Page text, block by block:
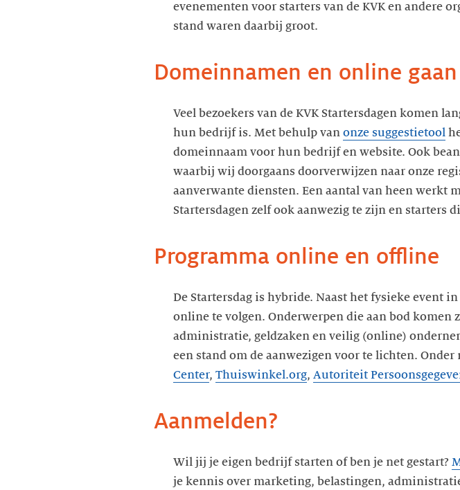
evenementen voor starters van de KVK en andere
stand waren daarbij groot.
Domeinnamen en online gaan
Veel bezoekers van de KVK Startersdagen komen
hun bedrijf is. Met behulp van onze suggestietool
domeinnaam voor hun bedrijf en website. Ook
waarbij wij doorgaans doorverwijzen naar onze
aanverwante diensten. Een aantal van heen werkt
Startersdagen zelf ook aanwezig te zijn en starters
Programma online en offline
De Startersdag is hybride. Naast het fysieke event
online te volgen. Onderwerpen die aan bod
administratie, geldzaken en veilig (online)
een stand om de aanwezigen voor te lichten. Onder
Center, Thuiswinkel.org, Autoriteit
Aanmelden?
Wil jij je eigen bedrijf starten of ben je net gestart?
je kennis over marketing, belastingen,